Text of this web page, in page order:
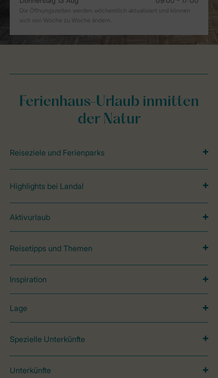
Ferienhaus-Urlaub inmitten
der Natur
Reiseziele und Ferienparks
Highlights bei Landal
Aktivurlaub
Reisetipps und Themen
Inspiration
Lage
Spezielle Unterkünfte
Unterkünfte